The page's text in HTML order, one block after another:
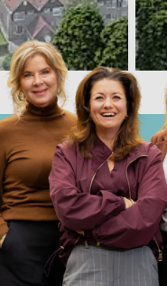
Zaandam